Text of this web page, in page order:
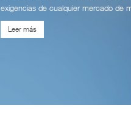
exigencias de cualquier mercado de
Leer más